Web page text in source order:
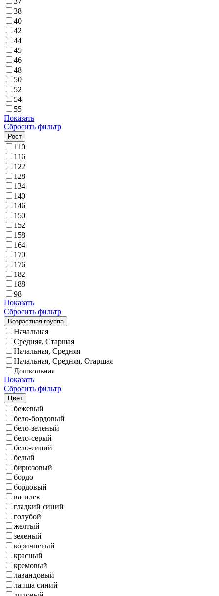
38
40
42
44
45
46
48
50
52
54
55
Показать
Сбросить фильтр
Рост
110
116
122
128
134
140
146
150
152
158
164
170
176
182
188
98
Показать
Сбросить фильтр
Возрастная группа
Начальная
Средняя, Старшая
Начальная, Средняя
Начальная, Средняя, Старшая
Дошкольная
Показать
Сбросить фильтр
Цвет
бежевый
бело-бордовый
бело-зеленый
бело-серый
бело-синий
белый
бирюзовый
бордо
бордовый
василек
гладкий синий
голубой
желтый
зеленый
коричневый
красный
кремовый
лавандовый
лапша синий